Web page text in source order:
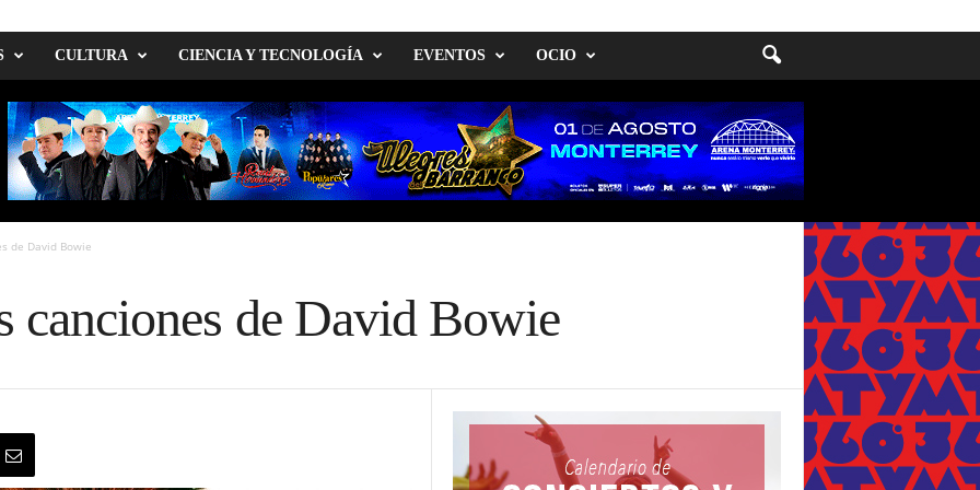
CULTURA CIENCIA Y TECNOLOGÍA EVENTOS OCIO
de David Bowie
canciones de David Bowie